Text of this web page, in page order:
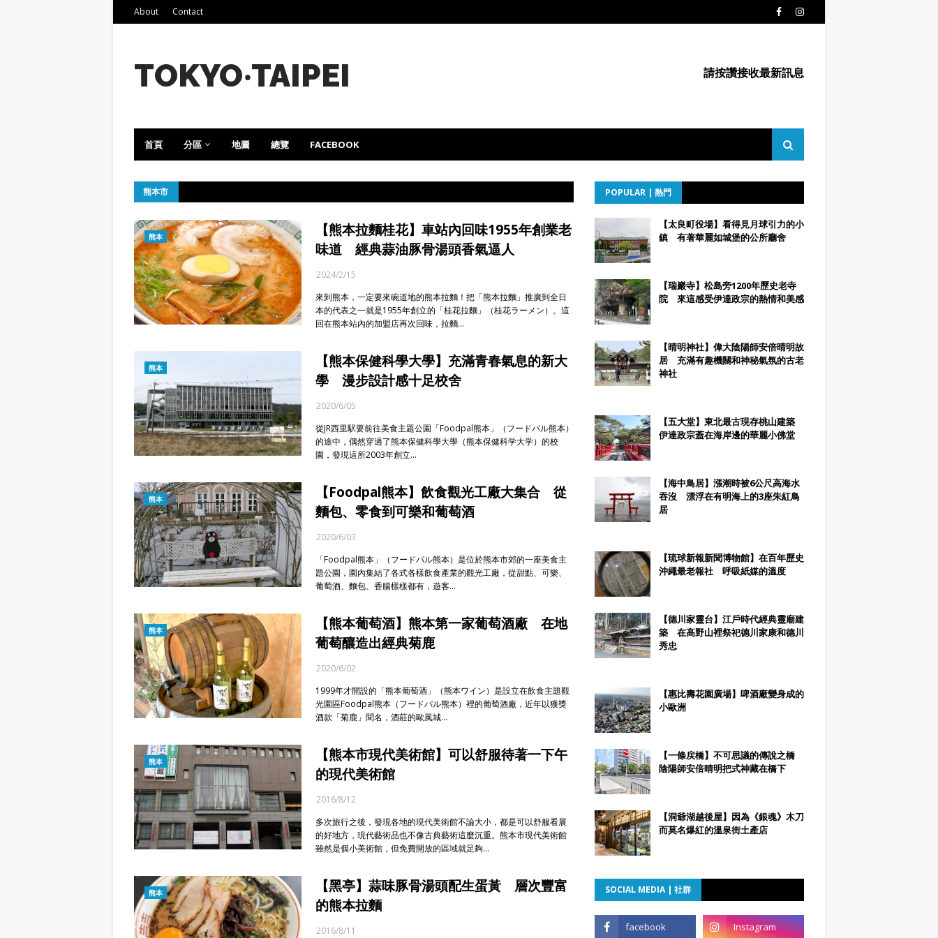
About Contact
TOKYO‧TAIPEI 請按讚接收最新訊息
首頁 分區 地圖 總覽 FACEBOOK
熊本市
熊本
【熊本拉麵桂花】車站內回味1955年創業老
味道 經典蒜油豚骨湯頭香氣逼人
2024/2/15
來到熊本，一定要來碗道地的熊本拉麵！把「熊本拉麵」推廣到全日
本的代表之一就是1955年創立的「桂花拉麵」（桂花ラーメン）。這
回在熊本站內的加盟店再次回味，拉麵…
熊本
【熊本保健科學大學】充滿青春氣息的新大
學 漫步設計感十足校舍
2020/6/05
從JR西里駅要前往美食主題公園「Foodpal熊本」（フードパル熊本）
的途中，偶然穿過了熊本保健科學大學（熊本保健科学大学）的校
園，發現這所2003年創立…
熊本
【Foodpal熊本】飲食觀光工廠大集合 從
麵包、零食到可樂和葡萄酒
2020/6/03
「Foodpal熊本」（フードパル熊本）是位於熊本市郊的一座美食主
題公園，園內集結了各式各樣飲食產業的觀光工廠，從甜點、可樂、
葡萄酒、麵包、香腸樣樣都有，遊客…
熊本
【熊本葡萄酒】熊本第一家葡萄酒廠 在地
葡萄釀造出經典菊鹿
2020/6/02
1999年才開設的「熊本葡萄酒」（熊本ワイン）是設立在飲食主題觀
光園區Foodpal熊本（フードパル熊本）裡的葡萄酒廠，近年以獲獎
酒款「菊鹿」聞名，酒莊的歐風城…
熊本
【熊本市現代美術館】可以舒服待著一下午
的現代美術館
2016/8/12
多次旅行之後，發現各地的現代美術館不論大小，都是可以舒服看展
的好地方，現代藝術品也不像古典藝術這麼沉重。熊本市現代美術館
雖然是個小美術館，但免費開放的區域就足夠…
熊本
【黑亭】蒜味豚骨湯頭配生蛋黃 層次豐富
的熊本拉麵
2016/8/11
POPULAR | 熱門
【太良町役場】看得見月球引力的小
鎮 有著華麗如城堡的公所廳舍
【瑞巖寺】松島旁1200年歷史老寺
院 來這感受伊達政宗的熱情和美感
【晴明神社】偉大陰陽師安倍晴明故
居 充滿有趣機關和神秘氣氛的古老
神社
【五大堂】東北最古現存桃山建築
伊達政宗蓋在海岸邊的華麗小佛堂
【海中鳥居】漲潮時被6公尺高海水
吞沒 漂浮在有明海上的3座朱紅鳥
居
【琉球新報新聞博物館】在百年歷史
沖繩最老報社 呼吸紙媒的溫度
【德川家靈台】江戶時代經典靈廟建
築 在高野山裡祭祀德川家康和德川
秀忠
【惠比壽花園廣場】啤酒廠變身成的
小歐洲
【一條戻橋】不可思議的傳說之橋
陰陽師安倍晴明把式神藏在橋下
【洞爺湖越後屋】因為《銀魂》木刀
而莫名爆紅的溫泉街土產店
SOCIAL MEDIA | 社群